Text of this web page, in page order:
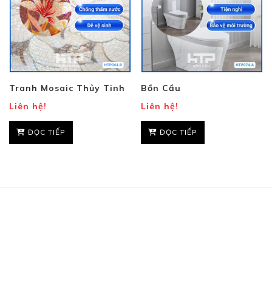
Tranh Mosaic Thủy Tinh
Liên hệ!
ĐỌC TIẾP
Bồn Cầu
Liên hệ!
ĐỌC TIẾP